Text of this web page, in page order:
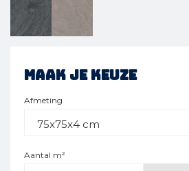
Maak je keuze
Afmeting
Aantal m²